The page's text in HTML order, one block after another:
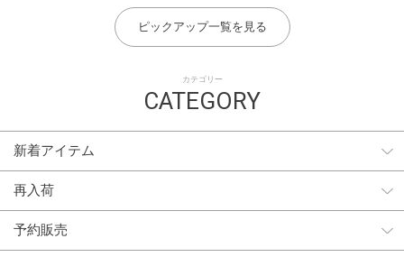
カテゴリー
CATEGORY
新着アイテム
再入荷
予約販売
ピックアップ一覧を見る